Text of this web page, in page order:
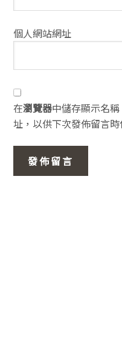
個人網站網址
在瀏覽器中儲存顯示名
址，以供下次發佈留言時